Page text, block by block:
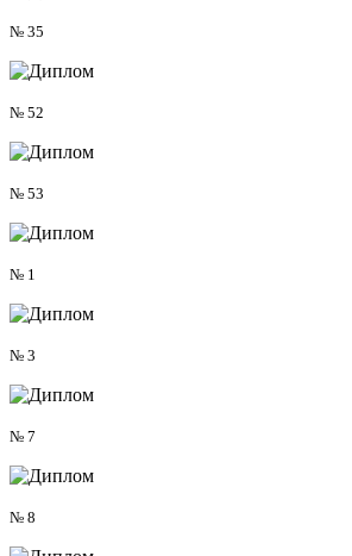
№ 35
№ 52
№ 53
№ 1
№ 3
№ 7
№ 8